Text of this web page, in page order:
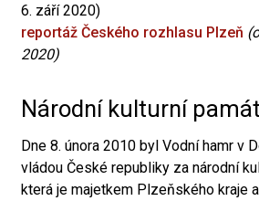
6. září 2020)
reportáž Českého rozhlasu Plzeň
2020)
Národní kulturní
Dne 8. února 2010 byl Vodní hamr v
vládou České republiky za národní
která je majetkem Plzeňského kraje